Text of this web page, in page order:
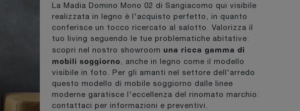
La Madia Domino Mono 02 di Sangiacomo qui visibile
realizzata in legno è l'acquisto perfetto, in quanto
conferisce un tocco ricercato al salotto. Valorizza il
tuo living seguendo le tue problematiche abitative:
scopri nel nostro showroom una ricca gamma di
mobili soggiorno , anche in legno come il modello
visibile in foto. Per gli amanti nel settore dell'arredo
questo modello di mobile soggiorno dalle linee
moderne garatisce l'eccellenza del rinomato marchio:
contattaci per informazioni e preventivi.